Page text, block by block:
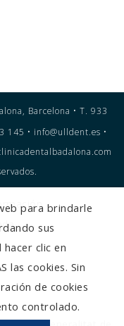
Barcelona • T. 933
• info@ulldent.es •
para brindarle
sus
clic en
las cookies. Sin
de cookies
controlado.